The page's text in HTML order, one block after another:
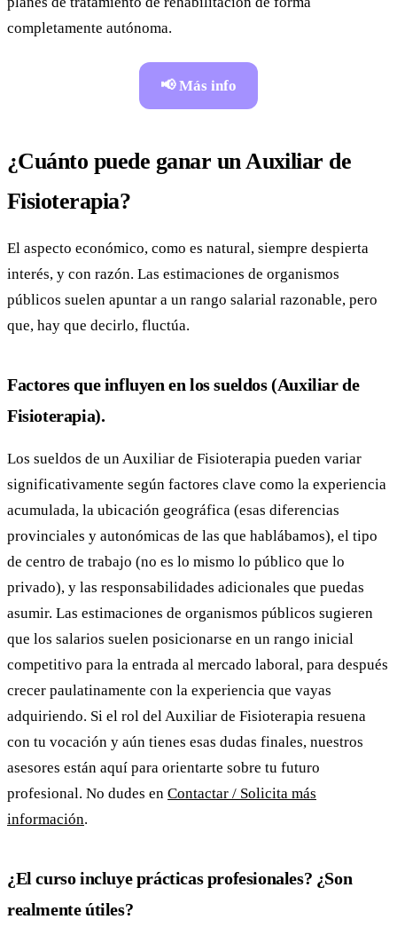
completamente autónoma.
📢 Más info
¿Cuánto puede ganar un Auxiliar de
Fisioterapia?
El aspecto económico, como es natural, siempre despierta
interés, y con razón. Las estimaciones de organismos
públicos suelen apuntar a un rango salarial razonable, pero
que, hay que decirlo, fluctúa.
Factores que influyen en los sueldos (Auxiliar de
Fisioterapia).
Los sueldos de un Auxiliar de Fisioterapia pueden variar
significativamente según factores clave como la experiencia
acumulada, la ubicación geográfica (esas diferencias
provinciales y autonómicas de las que hablábamos), el tipo
de centro de trabajo (no es lo mismo lo público que lo
privado), y las responsabilidades adicionales que puedas
asumir. Las estimaciones de organismos públicos sugieren
que los salarios suelen posicionarse en un rango inicial
competitivo para la entrada al mercado laboral, para después
crecer paulatinamente con la experiencia que vayas
adquiriendo. Si el rol del Auxiliar de Fisioterapia resuena
con tu vocación y aún tienes esas dudas finales, nuestros
asesores están aquí para orientarte sobre tu futuro
profesional. No dudes en Contactar / Solicita más
información.
¿El curso incluye prácticas profesionales? ¿Son
realmente útiles?